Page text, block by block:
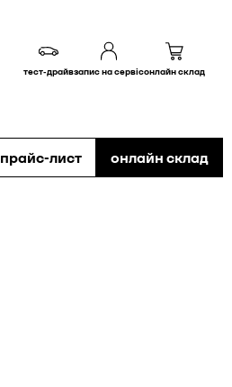
тест-драйвзапис на сервісонлайн склад
прайс-лист онлайн склад